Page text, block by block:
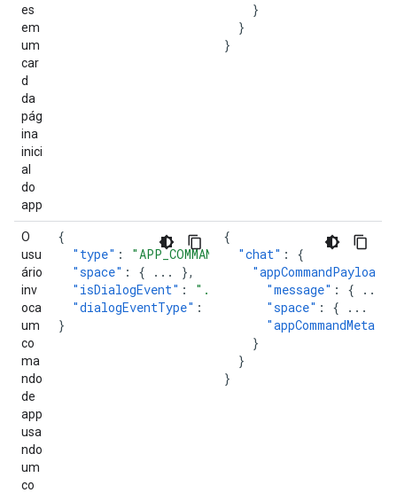
es
em
um
car
d
da
pág
ina
inici
al
do
app
}
}
}
O
usu
ário
inv
oca
um
co
ma
ndo
de
app
usa
ndo
um
co
{
"type" : "APP_COMMAND"
"space" : { ...
},
"isDialogEvent" : "..."
"dialogEventType" :
}
{
"chat" :
{
"appCommandPayload"
"message" : { ...
"space" : { ...
}
}
}